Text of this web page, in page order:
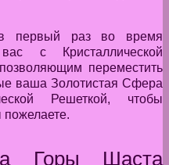
первый раз во время
с Кристаллической
переместить
ваша Золотистая Сфера
Решеткой, чтобы
пожелаете.
Горы Шаста